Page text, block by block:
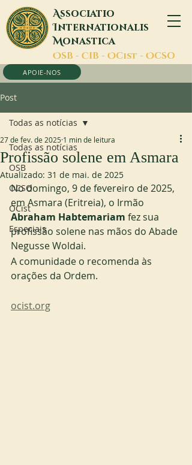
Associatio
Internationalis
Monastica
OSB - CIB - OCist - OCSO
APOIE-NOS
Post
Todas as notícias
OSB
OCSO
OCist
Especiais
Todas as notícias
Profissão solene em Asmara
27 de fev. de 2025 1 min de leitura
Atualizado: 31 de mai. de 2025
No domingo, 9 de fevereiro de 2025,
em Asmara (Eritreia), o Irmão
Abraham Habtemariam fez sua
profissão solene nas mãos do Abade
Negusse Woldai.
A comunidade o recomenda às
orações da Ordem.
ocist.org